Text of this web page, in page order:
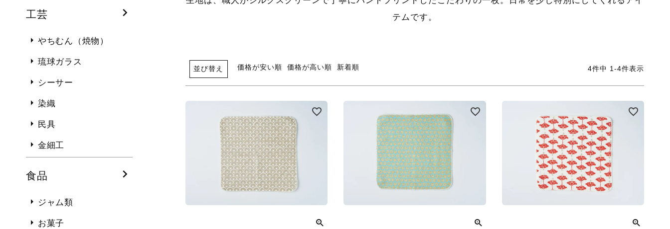
工芸
やちむん（焼物）
琉球ガラス
シーサー
染織
民具
金細工
食品
ジャム類
お菓子
テムです。
並び替え 価格が安い順 価格が高い順 新着順 4件中 1 -4件表示